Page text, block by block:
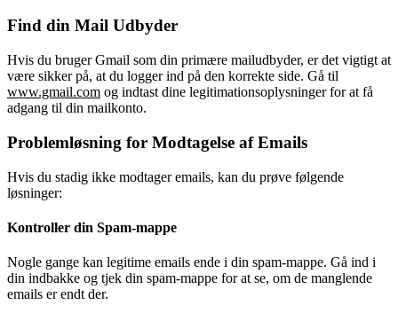
Find din Mail Udbyder
Hvis du bruger Gmail som din primære mailudbyder, er det vigtigt at
være sikker på, at du logger ind på den korrekte side. Gå til
www.gmail.com og indtast dine legitimationsoplysninger for at få
adgang til din mailkonto.
Problemløsning for Modtagelse af Emails
Hvis du stadig ikke modtager emails, kan du prøve følgende
løsninger:
Kontroller din Spam-mappe
Nogle gange kan legitime emails ende i din spam-mappe. Gå ind i
din indbakke og tjek din spam-mappe for at se, om de manglende
emails er endt der.